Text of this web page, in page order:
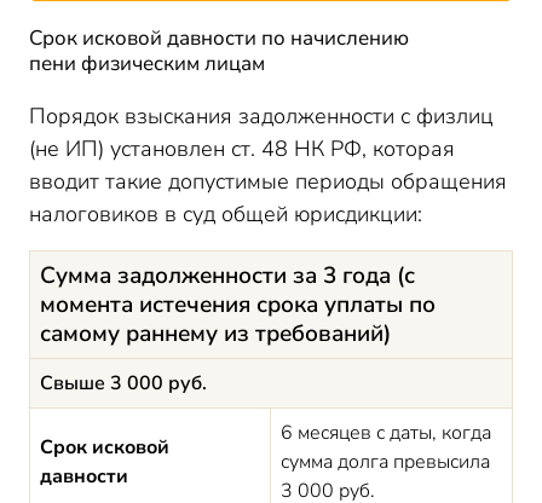
Срок исковой давности по начислению
пени физическим лицам
Порядок взыскания задолженности с физлиц
(не ИП) установлен ст. 48 НК РФ, которая
вводит такие допустимые периоды обращения
налоговиков в суд общей юрисдикции:
Сумма задолженности за 3 года (с
момента истечения срока уплаты по
самому раннему из требований)
Свыше 3 000 руб.
Срок исковой
давности
6 месяцев с даты, когда
сумма долга превысила
3 000 руб.